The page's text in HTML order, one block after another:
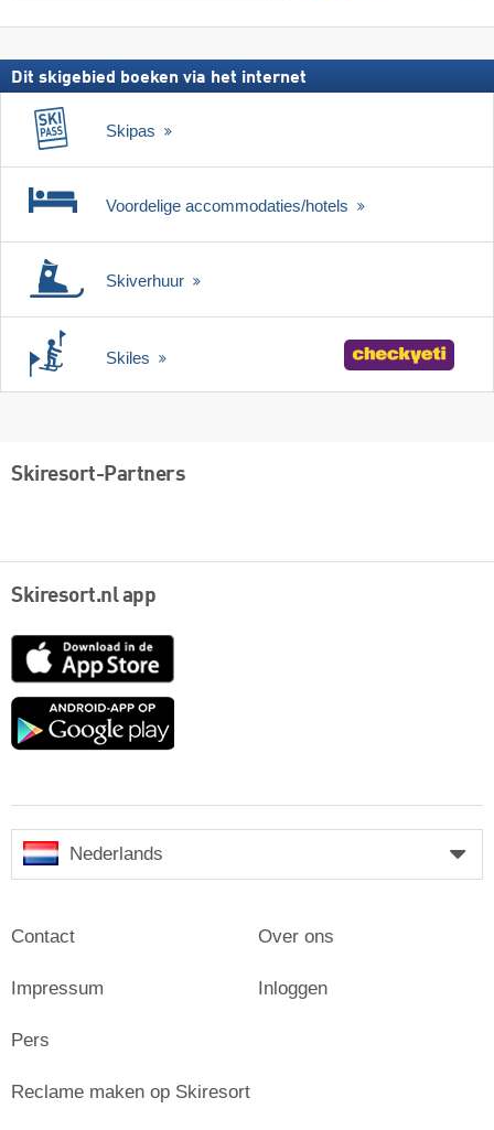
Dit skigebied boeken via het internet
Skipas
Voordelige accommodaties/hotels
Skiverhuur
Skiles
Skiresort-Partners
Skiresort.nl app
App
Google
Nederlands
Contact
Impressum
Pers
Over ons
Inloggen
Reclame maken op Skiresort